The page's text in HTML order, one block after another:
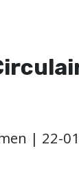
| 22-